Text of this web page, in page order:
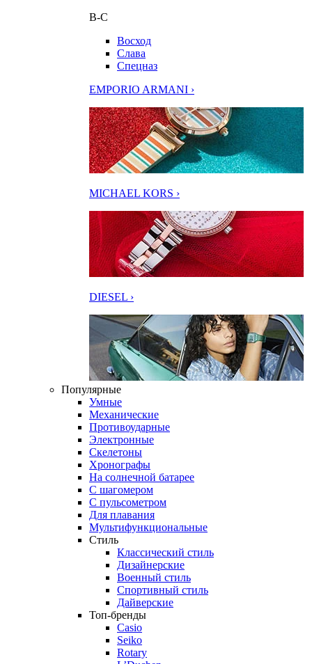
В-С
Восход
Слава
Спецназ
EMPORIO ARMANI ›
MICHAEL KORS ›
DIESEL ›
Популярные
Умные
Механические
Противоударные
Электронные
Скелетоны
Хронографы
На солнечной батарее
С шагомером
С пульсометром
Для плавания
Мультифункциональные
Стиль
Классический стиль
Дизайнерские
Военный стиль
Спортивный стиль
Дайверские
Топ-бренды
Casio
Seiko
Rotary